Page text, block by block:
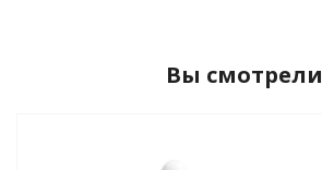
Вы смотрели